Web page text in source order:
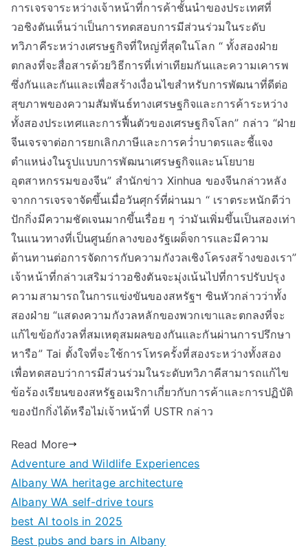
การเจรจาระหว่างเจ้าหน้าที่การค้าชั้นนำของประเทศที่
วอชิงตันเห็นว่าเป็นการทดสอบการมีส่วนร่วมในระดับ
ทวิภาคีระหว่างเศรษฐกิจที่ใหญ่ที่สุดในโลก “ ทั้งสองฝ่าย
ตกลงที่จะสื่อสารด้วยวิธีการที่เท่าเทียมกันและความเคารพ
ซึ่งกันและกันและเพื่อสร้างเงื่อนไขสำหรับการพัฒนาที่ดีต่อ
สุขภาพของความสัมพันธ์ทางเศรษฐกิจและการค้าระหว่าง
ทั้งสองประเทศและการฟื้นตัวของเศรษฐกิจโลก” กล่าว “ฝ่าย
จีนเจรจาต่อการยกเลิกภาษีและการคว่ำบาตรและชี้แจง
ตำแหน่งในรูปแบบการพัฒนาเศรษฐกิจและนโยบาย
อุตสาหกรรมของจีน” สำนักข่าว Xinhua ของจีนกล่าวหลัง
จากการเจรจาจัดขึ้นเมื่อวันศุกร์ที่ผ่านมา “ เราตระหนักดีว่า
ปักกิ่งมีความชัดเจนมากขึ้นเรื่อย ๆ ว่ามันเพิ่มขึ้นเป็นสองเท่า
ในแนวทางที่เป็นศูนย์กลางของรัฐเผด็จการและมีความ
ต้านทานต่อการจัดการกับความกังวลเชิงโครงสร้างของเรา”
เจ้าหน้าที่กล่าวเสริมว่าวอชิงตันจะมุ่งเน้นไปที่การปรับปรุง
ความสามารถในการแข่งขันของสหรัฐฯ ซินหัวกล่าวว่าทั้ง
สองฝ่าย “แสดงความกังวลหลักของพวกเขาและตกลงที่จะ
แก้ไขข้อกังวลที่สมเหตุสมผลของกันและกันผ่านการปรึกษา
หารือ” Tai ตั้งใจที่จะใช้การโทรครั้งที่สองระหว่างทั้งสอง
เพื่อทดสอบว่าการมีส่วนร่วมในระดับทวิภาคีสามารถแก้ไข
ข้อร้องเรียนของสหรัฐอเมริกาเกี่ยวกับการค้าและการปฏิบัติ
ของปักกิ่งได้หรือไม่เจ้าหน้าที่ USTR กล่าว
Read More
Adventure and Wildlife Experiences
Albany WA heritage architecture
Albany WA self-drive tours
best AI tools in 2025
Best pubs and bars in Albany